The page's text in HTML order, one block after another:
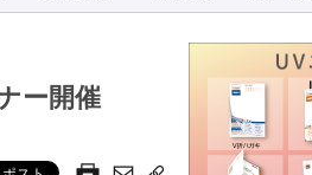
ー開催